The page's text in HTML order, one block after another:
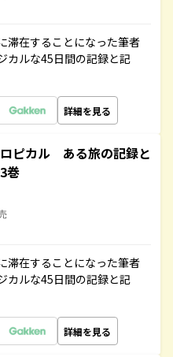
滞在することになった筆者
カルな45日間の記録と記
詳細を見る
ピカル ある旅の記録と
巻
滞在することになった筆者
カルな45日間の記録と記
詳細を見る